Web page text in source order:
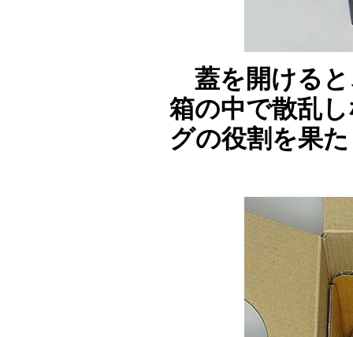
蓋を開けると
箱の中で散乱
グの役割を果